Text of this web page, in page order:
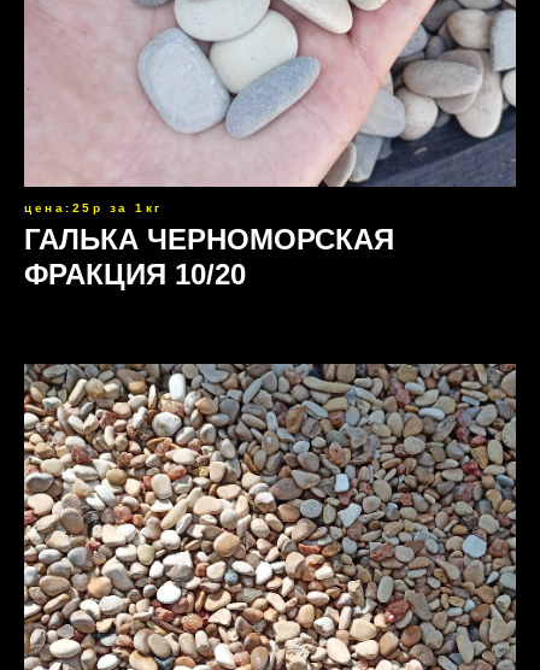
цена:25р за 1кг
ГАЛЬКА ЧЕРНОМОРСКАЯ
ФРАКЦИЯ 10/20